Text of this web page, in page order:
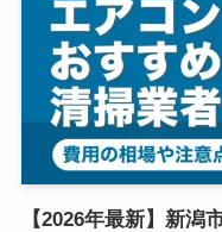
【2026年最新】新潟